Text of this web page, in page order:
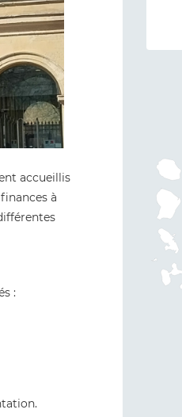
accueillis
à
: